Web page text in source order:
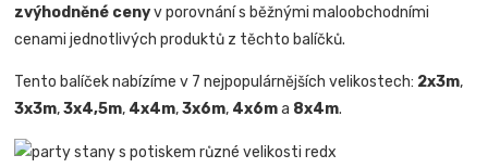
zvýhodněné cenyv porovnání s běžnými maloobchodními
cenami jednotlivých produktů z těchto balíčků.
Tento balíček nabízíme v 7 nejpopulárnějších velikostech: 2x3m,
3x3m,3x4,5m, 4x4m,3x6m, 4x6ma 8x4m.